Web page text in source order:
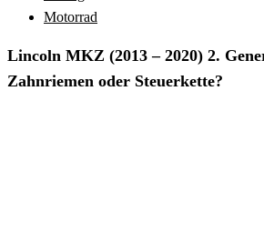
Motorrad
Lincoln MKZ (2013 – 2020) 2.
Zahnriemen oder Steuerkette?